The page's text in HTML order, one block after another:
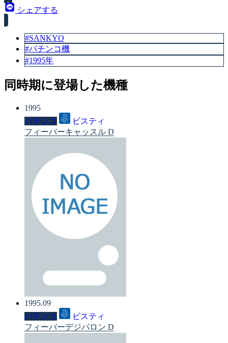
シェアする
#SANKYO
#パチンコ機
#1995年
同時期に登場した機種
1995
パチンコ
ビスティ
フィーバーキャッスル D
1995.09
パチンコ
ビスティ
フィーバーデジパロン D